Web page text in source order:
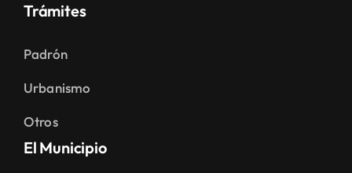
Trámites
Padrón
Urbanismo
Otros
El Municipio